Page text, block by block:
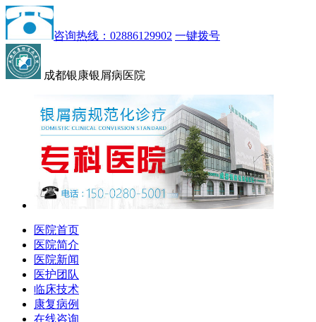
咨询热线：02886129902 一键拨号
成都银康银屑病医院
医院首页
医院简介
医院新闻
医护团队
临床技术
康复病例
在线咨询